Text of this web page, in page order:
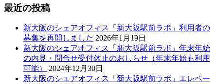
最近の投稿
新大阪のシェアオフィス「新大阪駅前ラボ」利用者の
募集を再開しました 2026年1月19日
新大阪のシェアオフィス「新大阪駅前ラボ」年末年始
の内見・問合せ受付休止のおしらせ（年末年始も利用
可能）
2024年12月30日
新大阪のシェアオフィス「新大阪駅前ラボ」エレベー